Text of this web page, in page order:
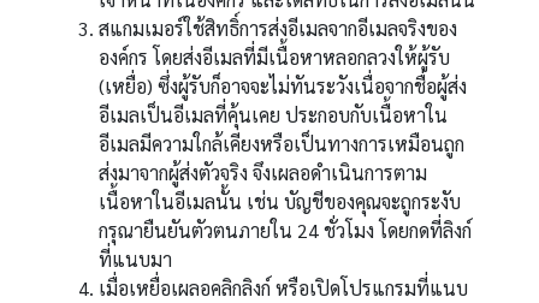
สแกมเมอร์ใช้สิทธิ์การส่งอีเมลจากอีเมลจริงของ
องค์กร โดยส่งอีเมลที่มีเนื้อหาหลอกลวงให้ผู้รับ
(เหยื่อ) ซึ่งผู้รับก็อาจจะไม่ทันระวังเนื่อจากชื่อผู้ส่ง
อีเมลเป็นอีเมลที่คุ้นเคย ประกอบกับเนื้อหาใน
อีเมลมีความใกล้เคียงหรือเป็นทางการเหมือนถูก
ส่งมาจากผู้ส่งตัวจริง จึงเผลอดำเนินการตาม
เนื้อหาในอีเมลนั้น เช่น บัญชีของคุณจะถูกระงับ
กรุณายืนยันตัวตนภายใน 24 ชั่วโมง โดยกดที่ลิงก์
ที่แนบมา
เมื่อเหยื่อเผลอคลิกลิงก์ หรือเปิดโปรแกรมที่แนบ